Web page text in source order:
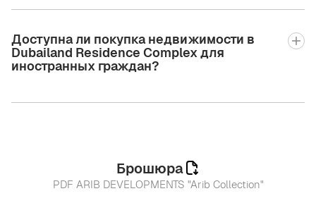
Доступна ли покупка недвижимости в
Dubailand Residence Complex для
иностранных граждан?
Брошюра
PDF ARIB DEVELOPMENTS "Arib Collection"